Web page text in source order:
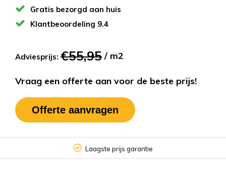
Gratis bezorgd aan huis
Klantbeoordeling 9.4
Adviesprijs: €55,95 / m2
Vraag een offerte aan voor de beste prijs!
Offerte aanvragen
Laagste prijs garantie